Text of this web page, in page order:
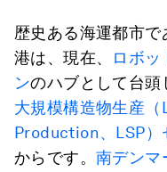
歴史ある海運都市
港は、現在、
ロボッ
ンのハブとして台頭
大規模構造物生産
Production、LSP）
からです。 南デンマ